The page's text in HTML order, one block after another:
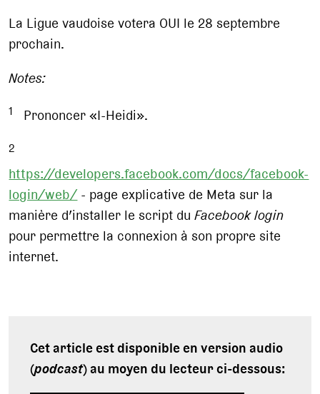
La Ligue vaudoise votera OUI le 28 septembre
prochain.
Notes:
1 Prononcer «I-Heidi».
2
https://developers.facebook.com/docs/facebook-
login/web/- page explicative de Meta sur la
manière d’installer le script duFacebook login
pour permettre la connexion à son propre site
internet.
Cet article est disponible en version audio
(podcast) au moyen du lecteur ci-dessous: